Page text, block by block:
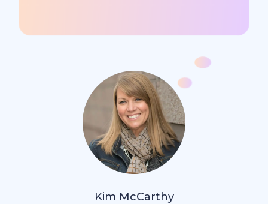
Kim McCarthy